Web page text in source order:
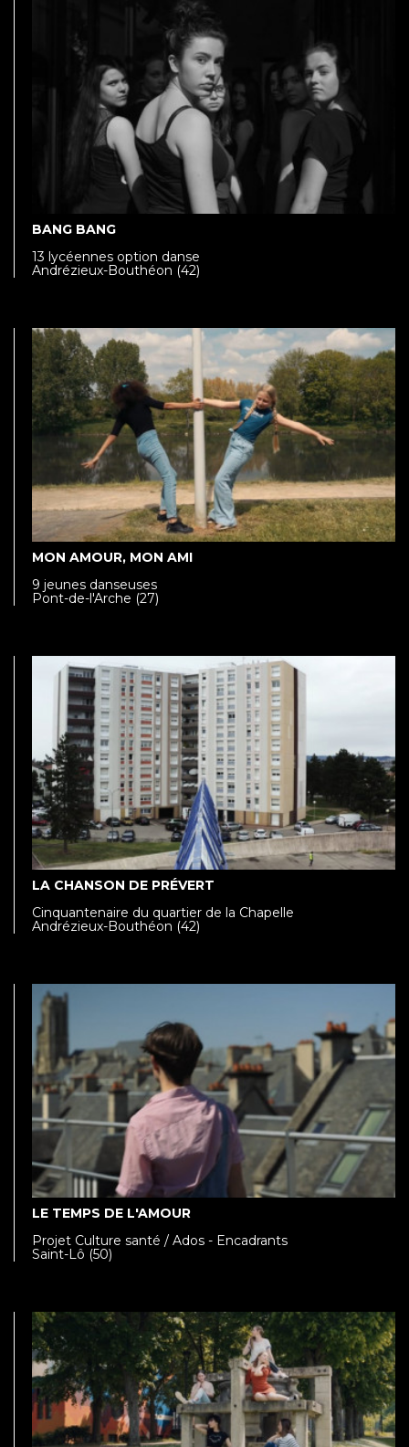
BANG BANG
13 lycéennes option danse
Andrézieux-Bouthéon (42)
MON AMOUR, MON AMI
9 jeunes danseuses
Pont-de-l'Arche (27)
LA CHANSON DE PRÉVERT
Cinquantenaire du quartier de la Chapelle
Andrézieux-Bouthéon (42)
LE TEMPS DE L'AMOUR
Projet Culture santé / Ados - Encadrants
Saint-Lô (50)